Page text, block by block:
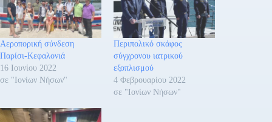
Αεροπορική σύνδεση
Παρίσι-Κεφαλονιά
16 Ιουνίου 2022
σε "Ιονίων Νήσων"
Περιπολικό σκάφος
σύγχρονου ιατρικού
εξοπλισμού
4 Φεβρουαρίου 2022
σε "Ιονίων Νήσων"